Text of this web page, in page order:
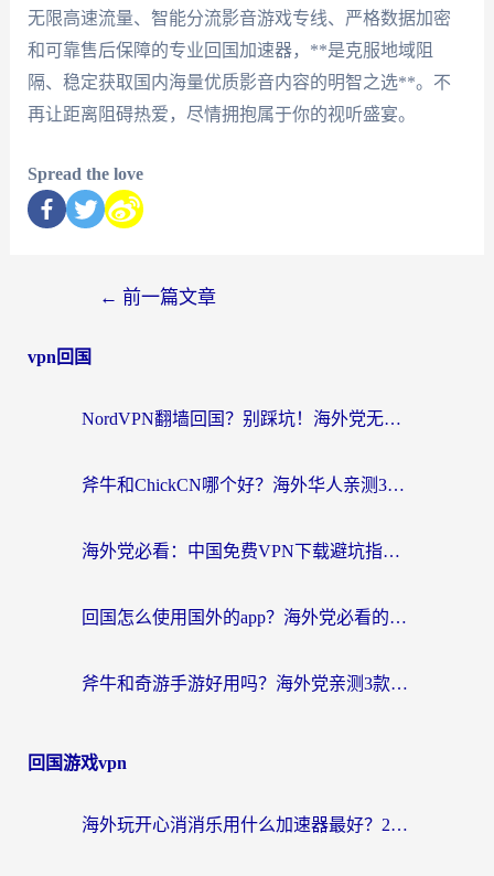
无限高速流量、智能分流影音游戏专线、严格数据加密
和可靠售后保障的专业回国加速器，**是克服地域阻
隔、稳定获取国内海量优质影音内容的明智之选**。不
再让距离阻碍热爱，尽情拥抱属于你的视听盛宴。
Spread the love
← 前一篇文章
vpn回国
NordVPN翻墙回国？别踩坑！海外党无缝访问国内资源的真实指南
斧牛和ChickCN哪个好？海外华人亲测3款回国加速器+免费试用攻略
海外党必看：中国免费VPN下载避坑指南 + 无缝访问国内资源的终极方案
回国怎么使用国外的app？海外党必看的无缝访问国内资源全攻略
斧牛和奇游手游好用吗？海外党亲测3款回国加速器，选对才能无缝刷国内资源
回国游戏vpn
海外玩开心消消乐用什么加速器最好？2026真实体验指南，告别延迟卡顿